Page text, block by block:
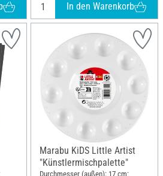
In den Warenkorb
Marabu KiDS Little Artist
"Künstlermischpalette"
Durchmesser (außen): 17 cm;